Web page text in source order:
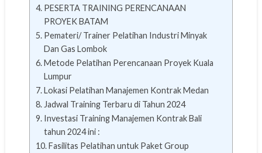
PESERTA TRAINING PERENCANAAN
PROYEK BATAM
Pemateri/ Trainer Pelatihan Industri Minyak
Dan Gas Lombok
Metode Pelatihan Perencanaan Proyek Kuala
Lumpur
Lokasi Pelatihan Manajemen Kontrak Medan
Jadwal Training Terbaru di Tahun 2024
Investasi Training Manajemen Kontrak Bali
tahun 2024 ini :
Fasilitas Pelatihan untuk Paket Group